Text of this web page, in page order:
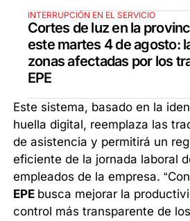
INTERRUPCIÓN EN EL SERVICIO
Cortes de luz en la
este martes 4 de agosto:
zonas afectadas por los
EPE
Este sistema, basado en la
huella digital, reemplaza las
de asistencia y permitirá un
eficiente de la jornada laboral
empleados de la empresa.
EPE busca mejorar la
control más transparente de